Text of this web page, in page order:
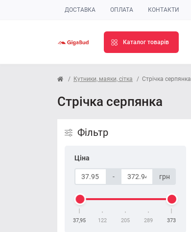
ДОСТАВКА ОПЛАТА КОНТАКТИ
Каталог товарів
Кутники, маяки, сітка Стрічка серпянка
Стрічка серпянка
Фільтр
Ціна
- грн
37,95 122 205 289 373